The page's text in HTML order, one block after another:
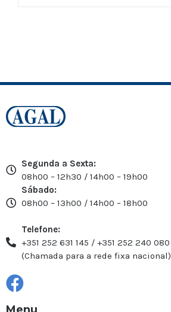
Segunda a Sexta:
08h00 – 12h30 / 14h00 – 19h00
Sábado:
08h00 – 13h00 / 14h00 – 18h00
Telefone:
+351 252 631 145 / +351 252 240 080
(Chamada para a rede fixa nacional)
Menu